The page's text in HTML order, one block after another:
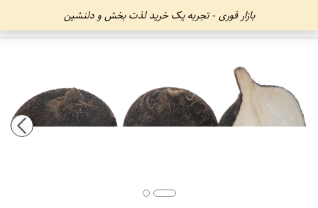
بازار فوری - تجربه یک خرید لذت بخش و دلنشین